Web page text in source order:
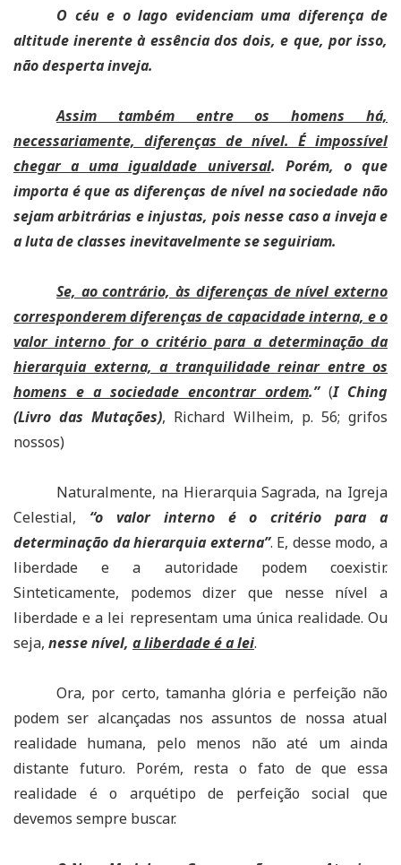
O céu e o lago evidenciam uma diferença de
altitude inerente à essência dos dois, e que, por isso,
não desperta inveja.
Assim também entre os homens há,
necessariamente, diferenças de nível. É impossível
chegar a uma igualdade universal. Porém, o que
importa é que as diferenças de nível na sociedade não
sejam arbitrárias e injustas, pois nesse caso a inveja e
a luta de classes inevitavelmente se seguiriam.
Se, ao contrário, às diferenças de nível externo
corresponderem diferenças de capacidade interna, e o
valor interno for o critério para a determinação da
hierarquia externa, a tranquilidade reinar entre os
homens e a sociedade encontrar ordem.”(I Ching
(Livro das Mutações), Richard Wilheim, p. 56; grifos
nossos)
Naturalmente, na Hierarquia Sagrada, na Igreja
Celestial, “o valor interno é o critério para a
determinação da hierarquia externa”. E, desse modo, a
liberdade e a autoridade podem coexistir.
Sinteticamente, podemos dizer que nesse nível a
liberdade e a lei representam uma única realidade. Ou
seja, nesse nível, a liberdade é a lei.
Ora, por certo, tamanha glória e perfeição não
podem ser alcançadas nos assuntos de nossa atual
realidade humana, pelo menos não até um ainda
distante futuro. Porém, resta o fato de que essa
realidade é o arquétipo de perfeição social que
devemos sempre buscar.